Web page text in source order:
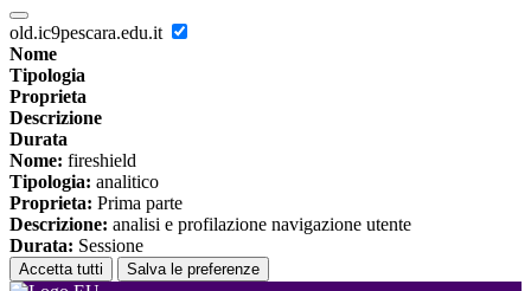
old.ic9pescara.edu.it
Nome
Tipologia
Proprieta
Descrizione
Durata
Nome: fireshield
Tipologia: analitico
Proprieta: Prima parte
Descrizione: analisi e profilazione navigazione utente
Durata: Sessione
Accetta tutti Salva le preferenze